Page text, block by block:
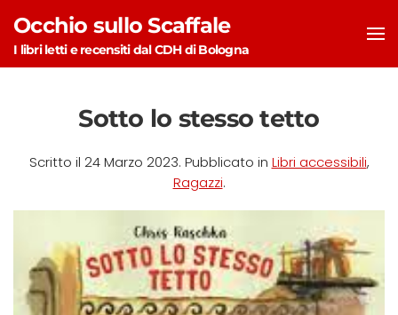
Skip to main content
Occhio sullo Scaffale
I libri letti e recensiti dal CDH di Bologna
Sotto lo stesso tetto
Scritto il 24 Marzo 2023. Pubblicato in Libri accessibili,
Ragazzi.